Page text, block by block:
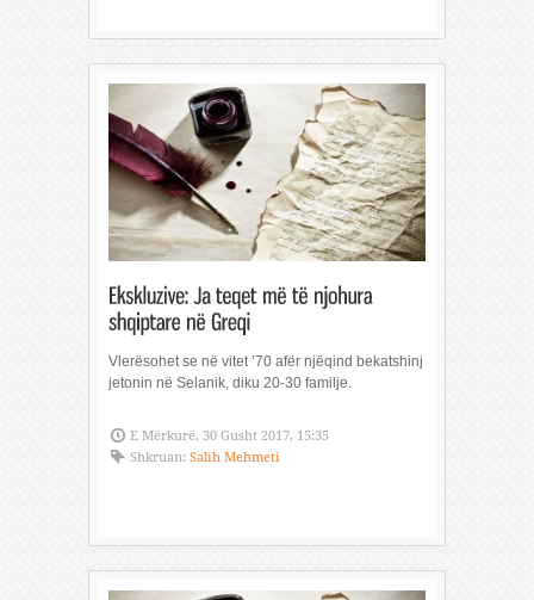
Vlerësohet se në vitet ’70 afër njëqind bekatshinj
jetonin në Selanik, diku 20-30 familje.
E Mërkurë, 30 Gusht 2017, 15:35
Shkruan: Salih Mehmeti